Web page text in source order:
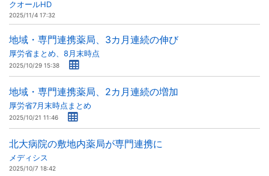
クオールHD
2025/11/4 17:32
地域・専門連携薬局、3カ月連続の伸び
厚労省まとめ、8月末時点
2025/10/29 15:38
地域・専門連携薬局、2カ月連続の増加
厚労省7月末時点まとめ
2025/10/21 11:46
北大病院の敷地内薬局が専門連携に
メディシス
2025/10/7 18:42